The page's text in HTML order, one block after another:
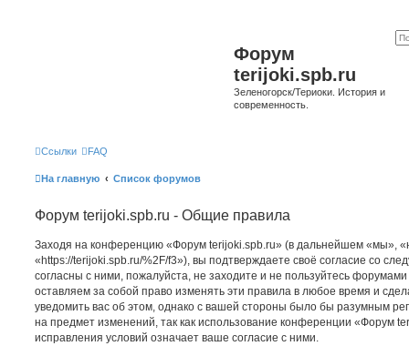
Форум
terijoki.spb.ru
Зеленогорск/Териоки. История и
современность.
Ссылки FAQ
На главную Список форумов
Форум terijoki.spb.ru - Общие правила
Заходя на конференцию «Форум terijoki.spb.ru» (в дальнейшем «мы»,
«https://terijoki.spb.ru/%2F/f3»), вы подтверждаете своё согласие со
согласны с ними, пожалуйста, не заходите и не пользуйтесь
оставляем за собой право изменять эти правила в любое время и
уведомить вас об этом, однако с вашей стороны было бы разумным
на предмет изменений, так как использование конференции «Форум
исправления условий означает ваше согласие с ними.